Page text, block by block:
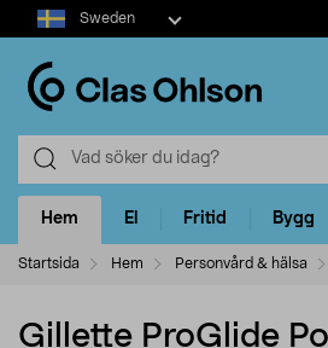
Select
market
Sweden
Hem El Fritid Bygg
Startsida Hem Personvård & hälsa
Gillette ProGlide